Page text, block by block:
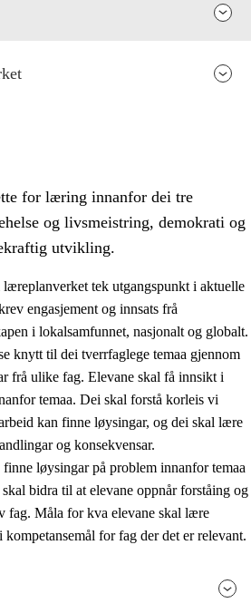
utvikling og danning
utvikling
ferdigheiter
for læring innanfor dei tre
og livsmeistring, demokrati og
utvikling.
tek utgangspunkt i aktuelle
engasjement og innsats frå
i lokalsamfunnet, nasjonalt og globalt.
knytt til dei tverrfaglege temaa gjennom
frå ulike fag. Elevane skal få innsikt i
temaa. Dei skal forstå korleis vi
kan finne løysingar, og dei skal lære
og konsekvensar.
løysingar på problem innanfor temaa
bidra til at elevane oppnår forståing og
fag. Måla for kva elevane skal lære
for fag der det er relevant.